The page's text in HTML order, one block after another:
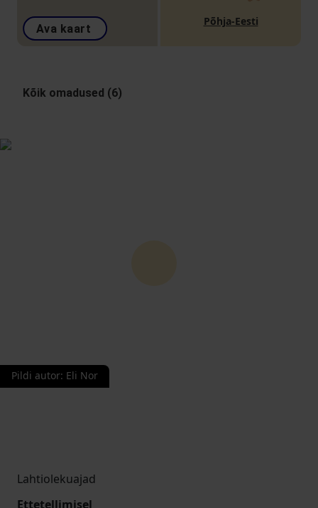
Ava kaart
Põhja-Eesti
Kõik omadused (6)
Pildi autor: Eli Nor
Lahtiolekuajad
Ettetellimisel